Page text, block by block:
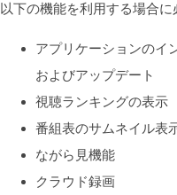
以下の機能を利用する場合に
アプリケーションのイ
およびアップデート
視聴ランキングの表示
番組表のサムネイル表
ながら見機能
クラウド録画